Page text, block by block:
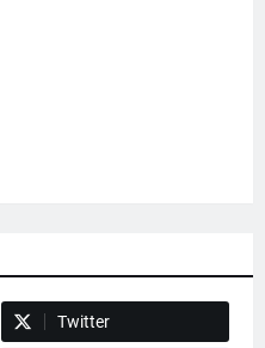
Twitter